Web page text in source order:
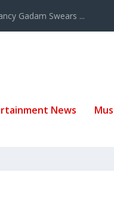
Gadam Swears ...
News